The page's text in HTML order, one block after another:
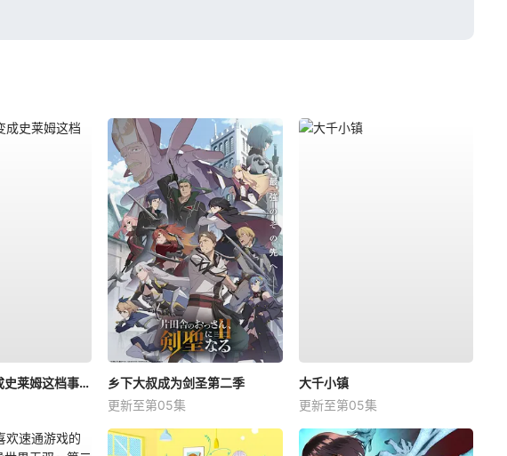
关于我转生变成史莱姆这档事第四季
乡下大叔成为剑圣第二季
更新至第05集
大千小镇
更新至第05集